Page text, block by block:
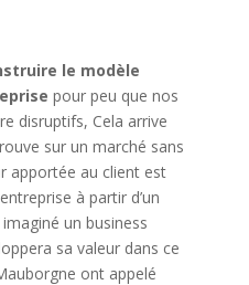
le modèle
pour peu que nos
disruptifs, Cela arrive
sur un marché sans
apportée au client est
à partir d’un
un business
sa valeur dans ce
ont appelé